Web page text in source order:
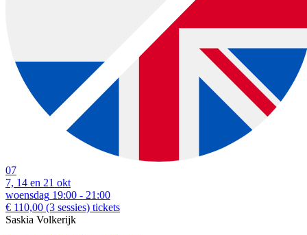
07
7, 14 en 21 okt
woensdag 19:00 - 21:00
€ 110,00 (3 sessies) tickets
Saskia Volkerijk